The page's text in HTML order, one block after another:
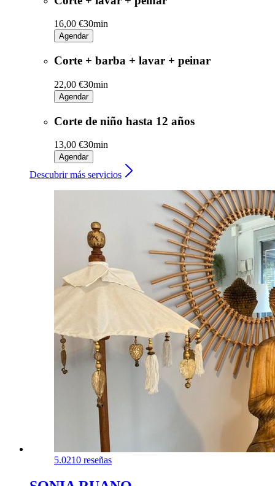
16,00 €30min
Agendar
Corte + barba + lavar + peinar
22,00 €30min
Agendar
Corte de niño hasta 12 años
13,00 €30min
Agendar
Descubrir más servicios
5.0210 reseñas